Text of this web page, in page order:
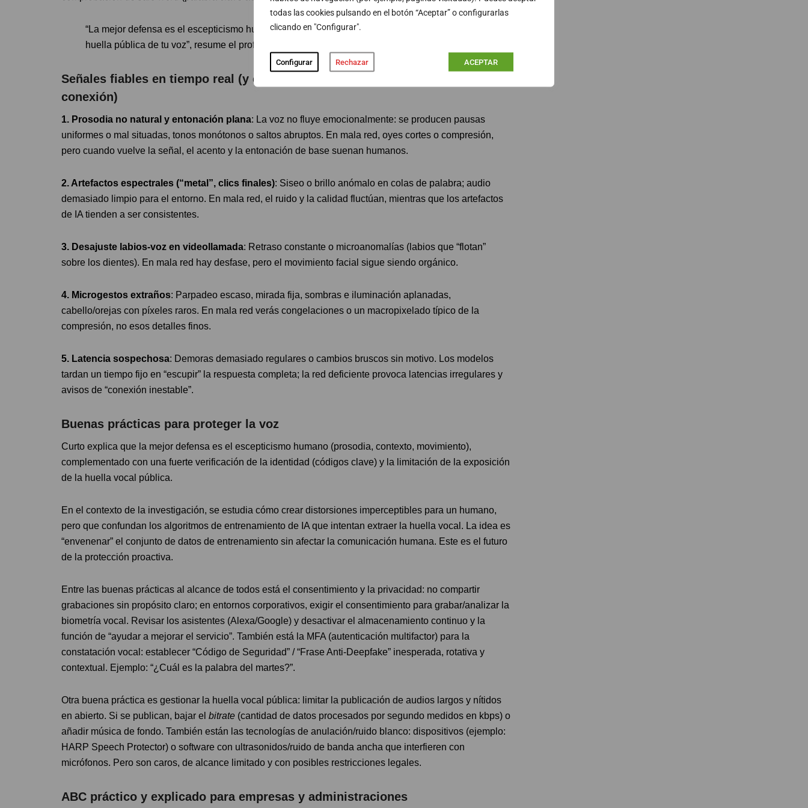
todas las cookies pulsando en el botón “Aceptar” o configurarlas
clicando en "Configurar".
Configurar Rechazar ACEPTAR
“La mejor defensa es el escepticismo humano, más verificación por un segundo canal y menor
huella pública de tu voz”, resume el profesor de la UOC.
Señales fiables en tiempo real (y cómo no confundirlas con una mala
conexión)
1. Prosodia no natural y entonación plana: La voz no fluye emocionalmente: se producen pausas
uniformes o mal situadas, tonos monótonos o saltos abruptos. En mala red, oyes cortes o compresión,
pero cuando vuelve la señal, el acento y la entonación de base suenan humanos.
2. Artefactos espectrales (“metal”, clics finales): Siseo o brillo anómalo en colas de palabra; audio
demasiado limpio para el entorno. En mala red, el ruido y la calidad fluctúan, mientras que los artefactos
de IA tienden a ser consistentes.
3. Desajuste labios-voz en videollamada: Retraso constante o microanomalías (labios que “flotan”
sobre los dientes). En mala red hay desfase, pero el movimiento facial sigue siendo orgánico.
4. Microgestos extraños: Parpadeo escaso, mirada fija, sombras e iluminación aplanadas,
cabello/orejas con píxeles raros. En mala red verás congelaciones o un macropixelado típico de la
compresión, no esos detalles finos.
5. Latencia sospechosa: Demoras demasiado regulares o cambios bruscos sin motivo. Los modelos
tardan un tiempo fijo en “escupir” la respuesta completa; la red deficiente provoca latencias irregulares y
avisos de “conexión inestable”.
Buenas prácticas para proteger la voz
Curto explica que la mejor defensa es el escepticismo humano (prosodia, contexto, movimiento),
complementado con una fuerte verificación de la identidad (códigos clave) y la limitación de la exposición
de la huella vocal pública.
En el contexto de la investigación, se estudia cómo crear distorsiones imperceptibles para un humano,
pero que confundan los algoritmos de entrenamiento de IA que intentan extraer la huella vocal. La idea es
“envenenar” el conjunto de datos de entrenamiento sin afectar la comunicación humana. Este es el futuro
de la protección proactiva.
Entre las buenas prácticas al alcance de todos está el consentimiento y la privacidad: no compartir
grabaciones sin propósito claro; en entornos corporativos, exigir el consentimiento para grabar/analizar la
biometría vocal. Revisar los asistentes (Alexa/Google) y desactivar el almacenamiento continuo y la
función de “ayudar a mejorar el servicio”. También está la MFA (autenticación multifactor) para la
constatación vocal: establecer “Código de Seguridad” / “Frase Anti-Deepfake” inesperada, rotativa y
contextual. Ejemplo: “¿Cuál es la palabra del martes?”.
Otra buena práctica es gestionar la huella vocal pública: limitar la publicación de audios largos y nítidos
en abierto. Si se publican, bajar el bitrate (cantidad de datos procesados por segundo medidos en kbps) o
añadir música de fondo. También están las tecnologías de anulación/ruido blanco: dispositivos (ejemplo:
HARP Speech Protector) o software con ultrasonidos/ruido de banda ancha que interfieren con
micrófonos. Pero son caros, de alcance limitado y con posibles restricciones legales.
ABC práctico y explicado para empresas y administraciones